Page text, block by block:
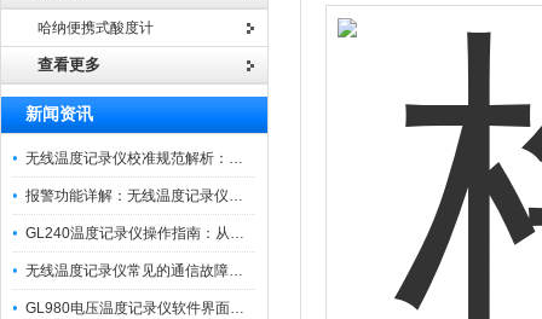
哈纳便携式酸度计
查看更多
新闻资讯
无线温度记录仪校准规范解析：从多点比对到不确定度评定的实操流程
报警功能详解：无线温度记录仪的阈值设定与通知机制
GL240温度记录仪操作指南：从开箱、接线到数据导出的标准化流程
无线温度记录仪常见的通信故障诊断与排除指南
GL980电压温度记录仪软件界面功能与使用技巧